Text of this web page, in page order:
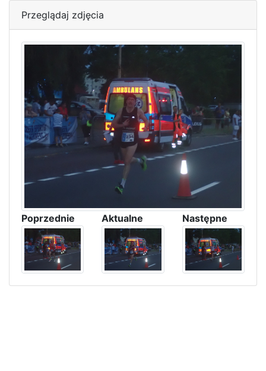
Przeglądaj zdjęcia
Poprzednie Aktualne Następne